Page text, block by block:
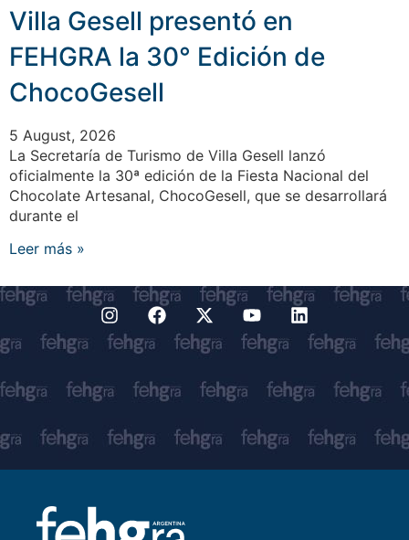
Villa Gesell presentó en
FEHGRA la 30° Edición de
ChocoGesell
5 August, 2026
La Secretaría de Turismo de Villa Gesell lanzó
oficialmente la 30ª edición de la Fiesta Nacional del
Chocolate Artesanal, ChocoGesell, que se desarrollará
durante el
Leer más »